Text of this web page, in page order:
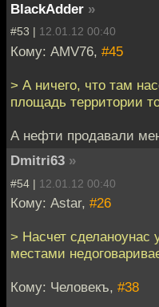
BlackAdder »
#53 | 12.01.12 00:40
Кому: AMV76, #45
> А ничего, что там
площадь территории
А нефти продавали
Dmitri63 »
#54 | 12.01.12 00:40
Кому: Astar, #26
> Насчет сделаноунас
местами
Кому: Человекъ, #38